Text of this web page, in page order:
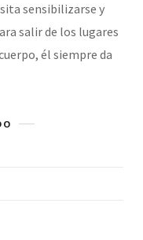
sensibilizarse y
salir de los lugares
él siempre da